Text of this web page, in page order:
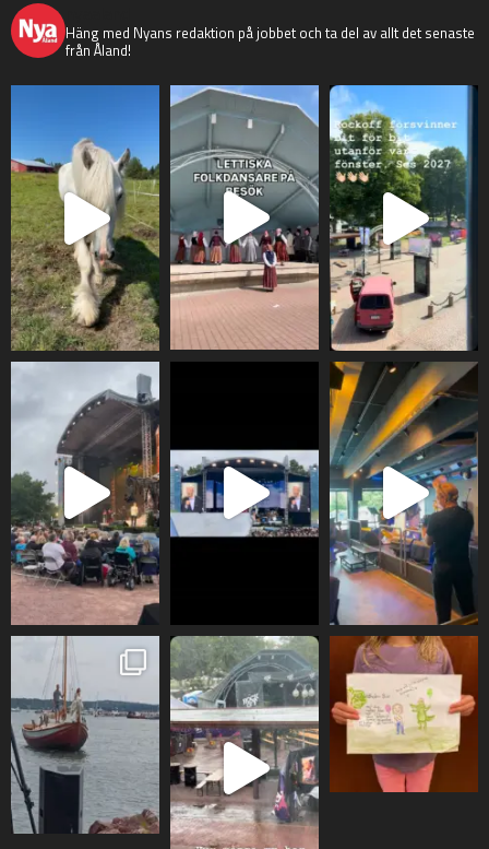
Häng med Nyans redaktion på jobbet och ta del av allt det senaste
från Åland!